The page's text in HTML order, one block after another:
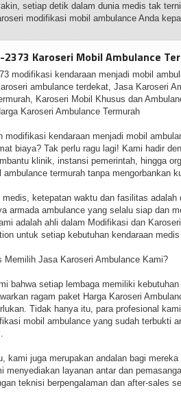
setiap detik dalam dunia medis tak
modifikasi mobil ambulance Anda
Karoseri Mobil Ambulance
modifikasi kendaraan menjadi mobil
ambulance terdekat, Jasa Karoseri
Karoseri Mobil Khusus dan
Karoseri Ambulance Termurah
modifikasi kendaraan menjadi mobil
biaya? Tak perlu ragu lagi! Kami hadir
klinik, instansi pemerintah, hingga
ambulance termurah tanpa mengorbankan
medis, ketepatan waktu dan fasilitas
armada ambulance yang selalu siap dan
adalah ahli dalam Modifikasi dan
untuk setiap kebutuhan kendaraan
Memilih Jasa Karoseri Ambulance Kami?
bahwa setiap lembaga memiliki
ragam paket Harga Karoseri
Tidak hanya itu, para profesional
mobil ambulance yang sudah terbukti
kami juga merupakan andalan bagi
menyediakan layanan antar dan
teknisi berpengalaman dan after-sales